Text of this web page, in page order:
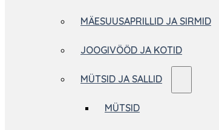
MÄESUUSAPRILLID JA SIRMID
JOOGIVÖÖD JA KOTID
MÜTSID JA SALLID
MÜTSID